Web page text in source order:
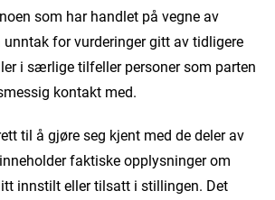
som har handlet på vegne av
unntak for vurderinger gitt av tidligere
i særlige tilfeller personer som parten
kontakt med.
til å gjøre seg kjent med de deler av
faktiske opplysninger om
innstilt eller tilsatt i stillingen. Det